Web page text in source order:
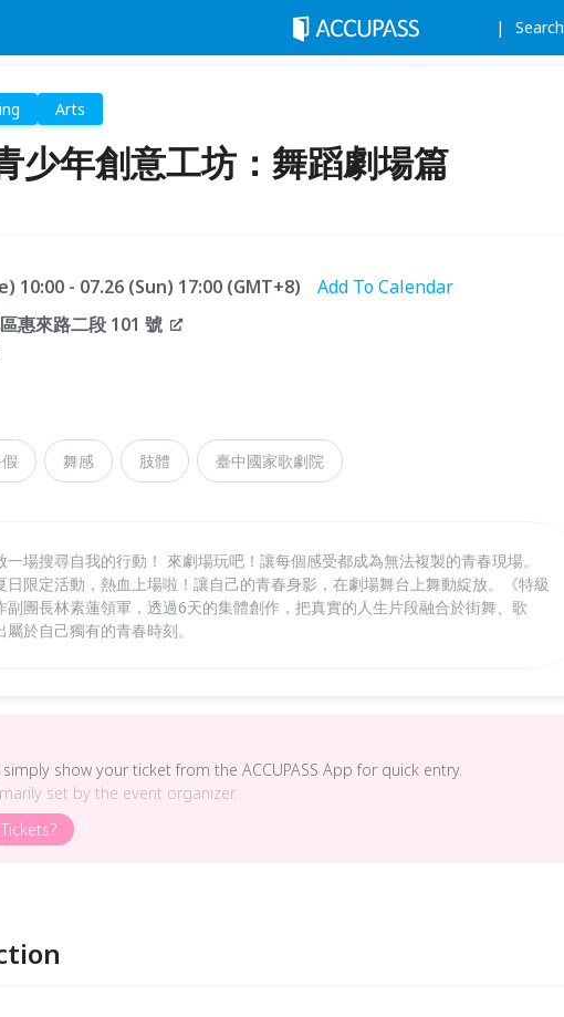
Search
Arts
少年創意工坊：舞蹈劇場篇
10:00 - 07.26 (Sun) 17:00 (GMT+8)
Add To Calendar
惠來路二段 101 號
舞感 肢體 臺中國家歌劇院
場搜尋自我的行動！ 來劇場玩吧！讓每個感受都成為無法複製的青春現場。
日限定活動，熱血上場啦！讓自己的青春身影，在劇場舞台上舞動綻放。《特級
副團長林素蓮領軍，透過6天的集體創作，把真實的人生片段融合於街舞、歌
於自己獨有的青春時刻。
show your ticket from the ACCUPASS App for quick entry.
set by the event organizer.